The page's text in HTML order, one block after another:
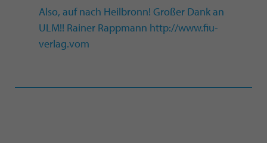
Also, auf nach Heilbronn! Großer Dank an
ULM!! Rainer Rappmann http://www.fiu-
verlag.vom